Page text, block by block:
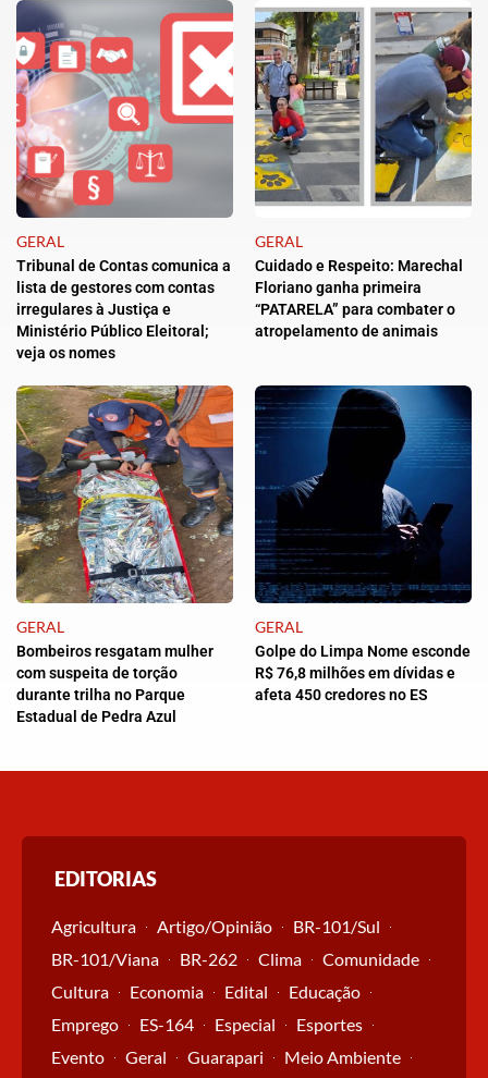
GERAL
Tribunal de Contas comunica a
lista de gestores com contas
irregulares à Justiça e
Ministério Público Eleitoral;
veja os nomes
GERAL
Cuidado e Respeito: Marechal
Floriano ganha primeira
“PATARELA” para combater o
atropelamento de animais
GERAL
Bombeiros resgatam mulher
com suspeita de torção
durante trilha no Parque
Estadual de Pedra Azul
GERAL
Golpe do Limpa Nome esconde
R$ 76,8 milhões em dívidas e
afeta 450 credores no ES
EDITORIAS
Agricultura Artigo/Opinião
BR-101/Sul
BR-101/Viana
BR-262 Clima
Comunidade
Cultura
Economia Edital
Educação
Emprego
ES-164 Especial
Esportes
Evento
Geral Guarapari
Meio Ambiente